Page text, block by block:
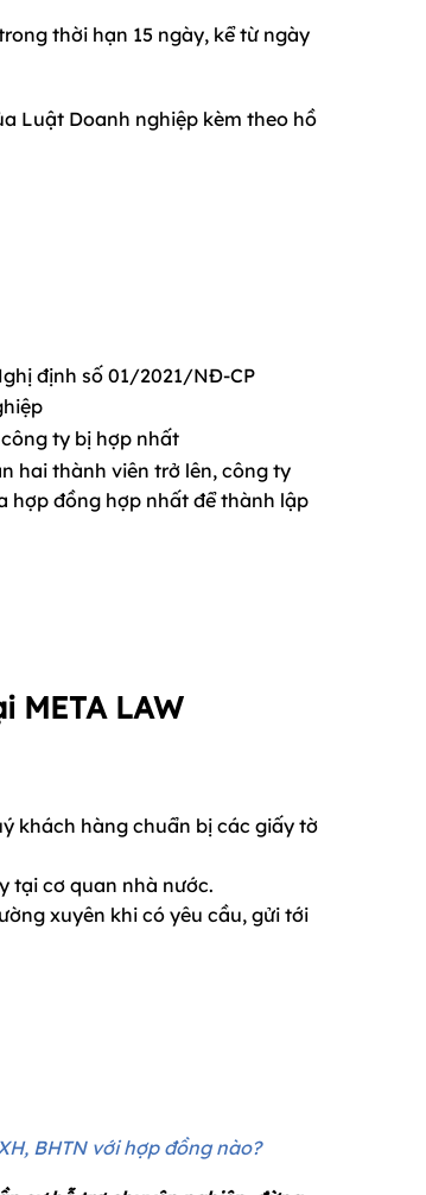
thời hạn 15 ngày, kể từ ngày
Luật Doanh nghiệp kèm theo hồ
định số 01/2021/NĐ-CP
ty bị hợp nhất
hai thành viên trở lên, công ty
hợp đồng hợp nhất để thành lập
META LAW
khách hàng chuẩn bị các giấy tờ
tại cơ quan nhà nước.
xuyên khi có yêu cầu, gửi tới
BHTN với hợp đồng nào?